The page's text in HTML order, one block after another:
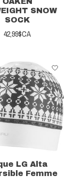
SNOW
SOCK
42,99$CA
LG Alta
Femme